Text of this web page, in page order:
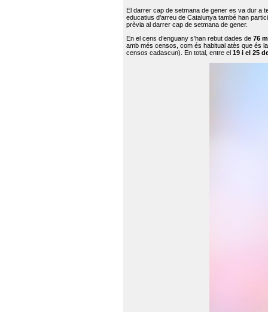
El darrer cap de setmana de gener es va dur a
educatius d’arreu de Catalunya també han
prèvia al darrer cap de setmana de gener.
En el cens d’enguany s'han rebut dades de 76
amb més censos, com és habitual atès que és
censos cadascun). En total, entre el 19 i el 25